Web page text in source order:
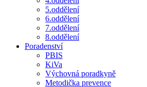
5.oddělení
6.oddělení
7.oddělení
8.oddělení
Poradenství
PBIS
KiVa
Výchovná poradkyně
Metodička prevence